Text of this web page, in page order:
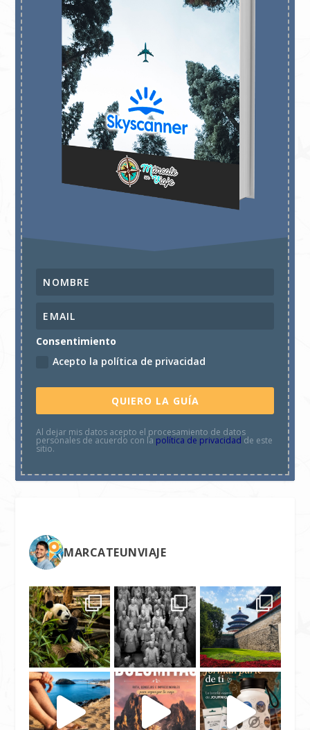
Consentimiento
Acepto la política de privacidad
QUIERO LA GUÍA
Al dejar mis datos acepto el procesamiento de datos
personales de acuerdo con la política de privacidad de este
sitio.
MARCATEUNVIAJE